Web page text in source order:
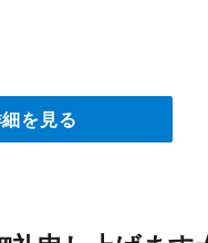
を見る